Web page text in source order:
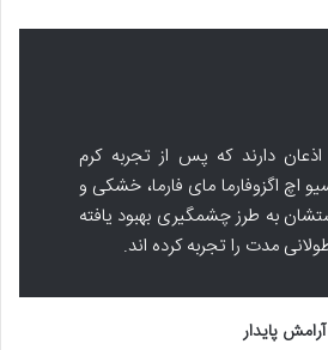
اذعان دارند که پس از تجربه کرم
اچ اگزوفارما مای فارما، خشکی و
به طرز چشمگیری بهبود یافته
مدت را تجربه کرده اند.
پایدار